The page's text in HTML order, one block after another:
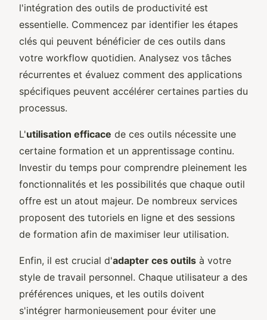
l'intégration des outils de productivité est
essentielle. Commencez par identifier les étapes
clés qui peuvent bénéficier de ces outils dans
votre workflow quotidien. Analysez vos tâches
récurrentes et évaluez comment des applications
spécifiques peuvent accélérer certaines parties du
processus.
L'utilisation efficace de ces outils nécessite une
certaine formation et un apprentissage continu.
Investir du temps pour comprendre pleinement les
fonctionnalités et les possibilités que chaque outil
offre est un atout majeur. De nombreux services
proposent des tutoriels en ligne et des sessions
de formation afin de maximiser leur utilisation.
Enfin, il est crucial d'adapter ces outils à votre
style de travail personnel. Chaque utilisateur a des
préférences uniques, et les outils doivent
s'intégrer harmonieusement pour éviter une